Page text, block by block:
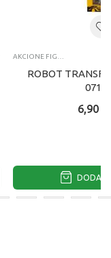
AKCIONE FIGURE I SETOVI
ROBOT
6,90
DODAJ